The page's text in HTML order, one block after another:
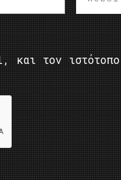
και τον